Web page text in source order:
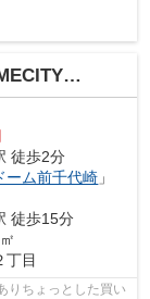
ビーツ
徒歩2分
ーム前千代崎 」
徒歩15分
丁目
りちょっとした買い